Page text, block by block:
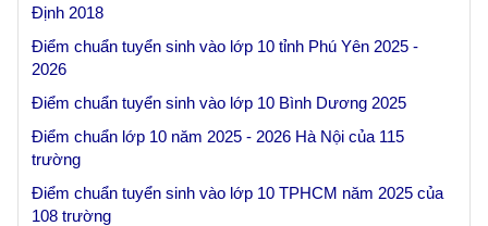
Định 2018
Điểm chuẩn tuyển sinh vào lớp 10 tỉnh Phú Yên 2025 -
2026
Điểm chuẩn tuyển sinh vào lớp 10 Bình Dương 2025
Điểm chuẩn lớp 10 năm 2025 - 2026 Hà Nội của 115
trường
Điểm chuẩn tuyển sinh vào lớp 10 TPHCM năm 2025 của
108 trường